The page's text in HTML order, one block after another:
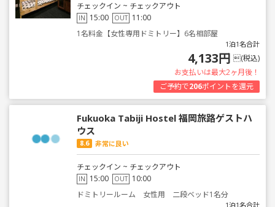
チェックイン ~ チェックアウト
IN 15:00 OUT 11:00
1名料金【女性専用ドミトリー】6名相部屋
1泊1名合計
4,133円 (税込)
お支払いは最大2ヶ月後！
ご予約で206ポイントを還元
Fukuoka Tabiji Hostel 福岡旅路ゲストハ
ウス
8.6 非常に良い
チェックイン ~ チェックアウト
IN 15:00 OUT 10:00
ドミトリールーム 女性用 二段ベッド1名分
1泊1名合計